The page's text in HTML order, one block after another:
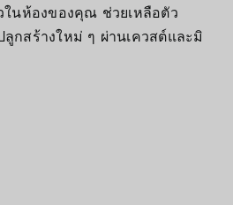
ในห้องของคุณ ช่วยเหลือตัว
กสร้างใหม่ ๆ ผ่านเควสต์และมิ